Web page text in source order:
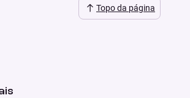
Topo da página